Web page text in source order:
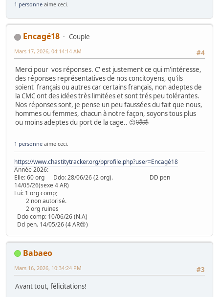
1 personne aime ceci.
Encagé18
Couple
#4
Mars 17, 2026, 04:14:14 AM
Merci pour vos réponses. C' est justement ce qui m'intéresse,
des réponses représentatives de nos concitoyens, qu'ils
soient français ou autres car certains français, non adeptes de
la CMC ont des idées très limitées et sont trés peu tolérantes.
Nos réponses sont, je pense un peu faussées du fait que nous,
hommes ou femmes, chacun à notre façon, soyons tous plus
ou moins adeptes du port de la cage.. 😜🤣🤣
1 personne aime ceci.
https://www.chastitytracker.org/pprofile.php?user=Encagé18
Année 2026:
Elle: 60 org Ddo: 28/06/26 (2 org). DD pen
14/05/26(sexe 4 AR)
Lui: 1 org comp;
2 non autorisé.
2 org ruines
Ddo comp: 10/06/26 (N.A)
Dd pen. 14/05/26 (4 AR😢)
Babaeo
#3
Mars 16, 2026, 10:34:24 PM
Avant tout, félicitations!